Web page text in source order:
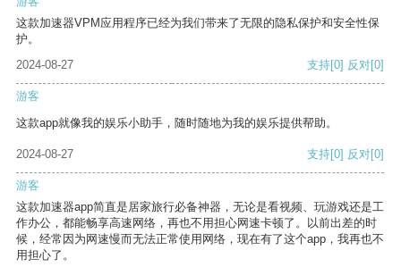
这款加速器VPM应用程序已经为我们带来了无限的隐私保护和安全性保
护。
2024-08-27
支持[0] 反对[0]
游客
这款app就像我的娱乐小助手，随时随地为我的娱乐提供帮助。
2024-08-27 支持[0] 反对[0]
游客
这款加速器app简直是居家旅行必备神器，无论是看视频、玩游戏还是工
作办公，都能畅享高速网络，再也不用担心网速卡顿了。以前出差的时
候，经常因为网速慢而无法正常使用网络，现在有了这个app，我再也不
用担心了。